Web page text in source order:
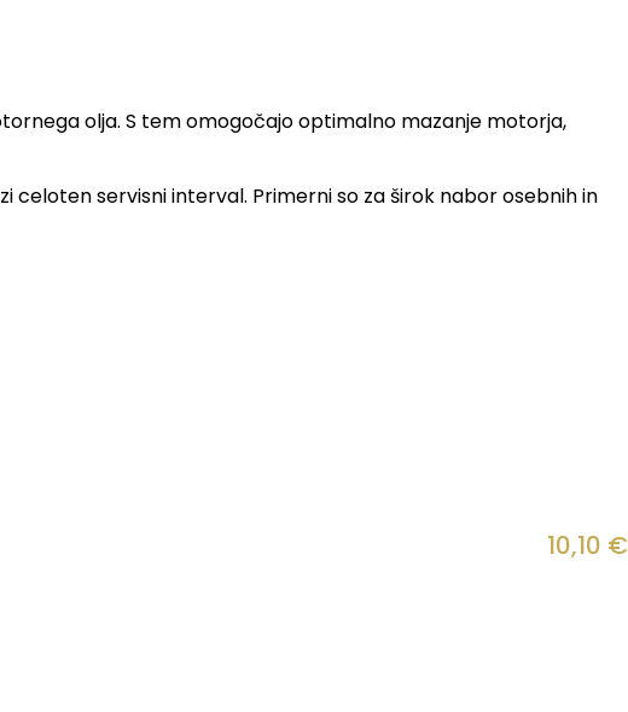
olja. S tem omogočajo optimalno mazanje motorja,
celoten servisni interval. Primerni so za širok nabor osebnih in
10,10 €